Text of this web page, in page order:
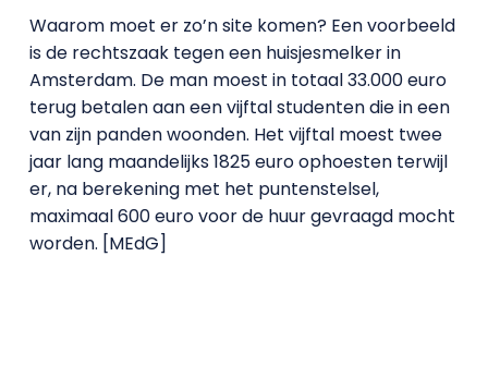
Waarom moet er zo’n site komen? Een voorbeeld
is de rechtszaak tegen een huisjesmelker in
Amsterdam. De man moest in totaal 33.000 euro
terug betalen aan een vijftal studenten die in een
van zijn panden woonden. Het vijftal moest twee
jaar lang maandelijks 1825 euro ophoesten terwijl
er, na berekening met het puntenstelsel,
maximaal 600 euro voor de huur gevraagd mocht
worden. [MEdG]